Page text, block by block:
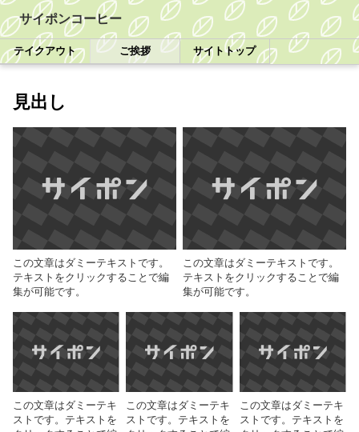
サイポンコーヒー
テイクアウト ご挨拶 サイトトップ
見出し
この文章はダミーテキストです。
テキストをクリックすることで編
集が可能です。
この文章はダミーテキストです。
テキストをクリックすることで編
集が可能です。
この文章はダミーテキ
ストです。テキストを
この文章はダミーテキ
ストです。テキストを
この文章はダミーテキ
ストです。テキストを